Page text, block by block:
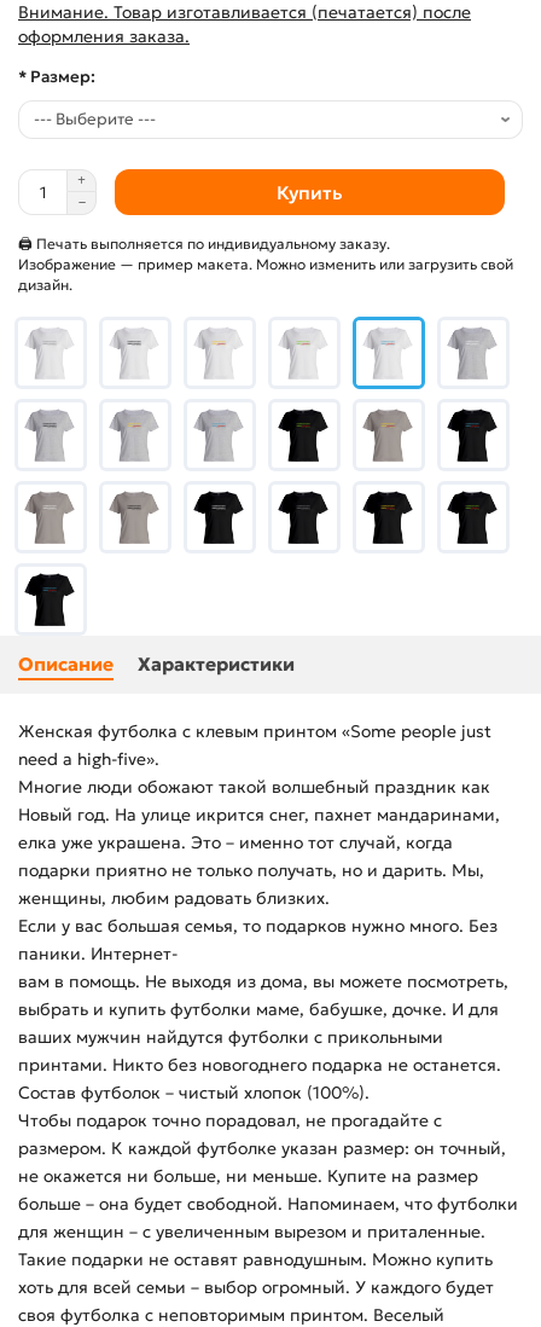
Внимание. Товар изготавливается (печатается) после
оформления заказа.
* Размер:
Купить
🖨 Печать выполняется по индивидуальному заказу.
Изображение — пример макета. Можно изменить или загрузить свой
дизайн.
Описание Характеристики
Женская футболка с клевым принтом «Some people just
need a high-five».
Многие люди обожают такой волшебный праздник как
Новый год. На улице икрится снег, пахнет мандаринами,
елка уже украшена. Это – именно тот случай, когда
подарки приятно не только получать, но и дарить. Мы,
женщины, любим радовать близких.
Если у вас большая семья, то подарков нужно много. Без
паники. Интернет-
вам в помощь. Не выходя из дома, вы можете посмотреть,
выбрать и купить футболки маме, бабушке, дочке. И для
ваших мужчин найдутся футболки с прикольными
принтами. Никто без новогоднего подарка не останется.
Состав футболок – чистый хлопок (100%).
Чтобы подарок точно порадовал, не прогадайте с
размером. К каждой футболке указан размер: он точный,
не окажется ни больше, ни меньше. Купите на размер
больше – она будет свободной. Напоминаем, что футболки
для женщин – с увеличенным вырезом и приталенные.
Такие подарки не оставят равнодушным. Можно купить
хоть для всей семьи – выбор огромный. У каждого будет
своя футболка с неповторимым принтом. Веселый